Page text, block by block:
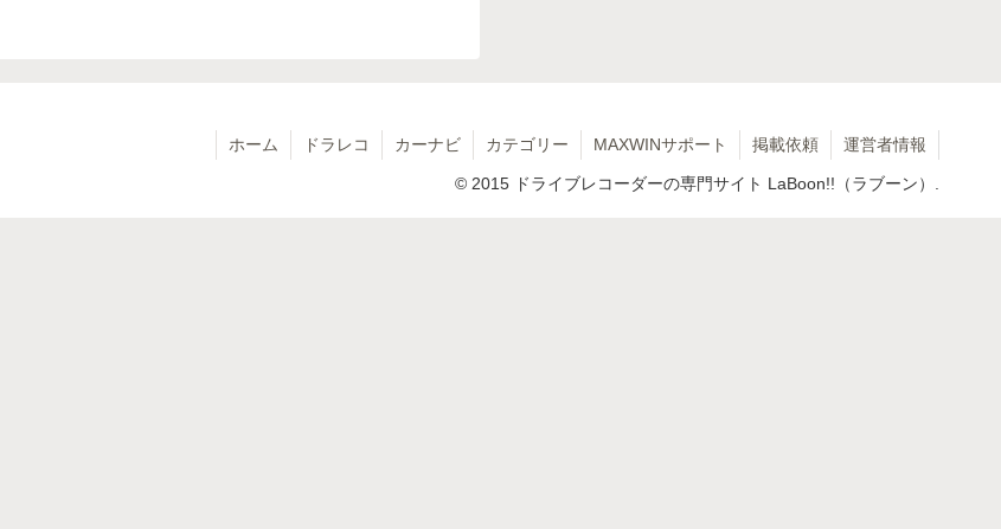
ホーム ドラレコ カーナビ カテゴリー MAXWINサポート 掲載依頼 運営者情報
© 2015 ドライブレコーダーの専門サイト LaBoon!!（ラブーン）.